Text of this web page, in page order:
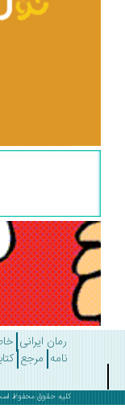
رمان ایرانی خاطره،
مرجع کتابشناسی
کلیه حقوق محفوظ است و